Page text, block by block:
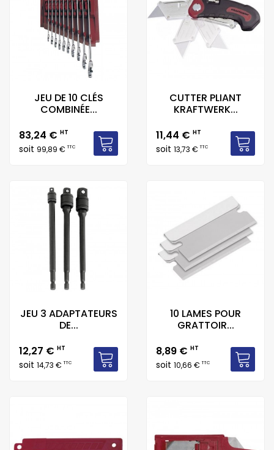
JEU DE 10 CLÉS
COMBINÉE...
Prix
83,24 € HT
soit 99,89 €TTC
CUTTER PLIANT
KRAFTWERK...
Prix
11,44 € HT
soit 13,73 €TTC
JEU 3 ADAPTATEURS
DE...
Prix
12,27 € HT
soit 14,73 €TTC
10 LAMES POUR
GRATTOIR...
Prix
8,89 € HT
soit 10,66 €TTC